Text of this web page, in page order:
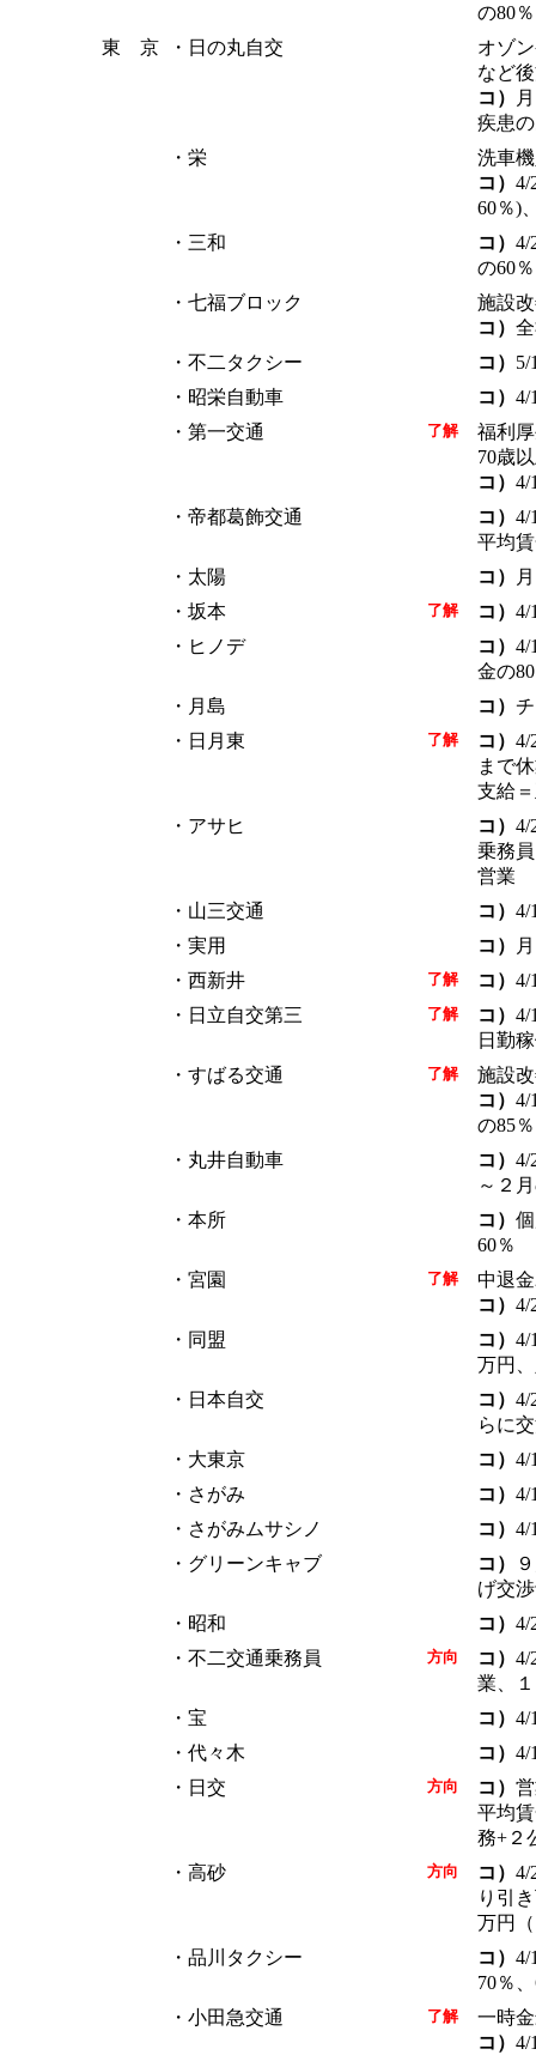
の80％
東 京
・日の丸自交
オゾ
など
コ）
疾患
・栄
洗車
コ） 4/
60％)
・三和
コ） 4/
の60
・七福ブロック
施設
コ）
・不二タクシー
コ） 5/
・昭栄自動車
コ） 4/
・第一交通
了解
福利
70歳
コ） 4/
・帝都葛飾交通
コ） 4/
平均
・太陽
コ）
・坂本
了解 コ） 4/
・ヒノデ
コ） 4/
金の
・月島
コ）
・日月東
了解 コ） 4/
まで
支給
・アサヒ
コ） 4/
乗務
営業
・山三交通
コ） 4/
・実用
コ）
・西新井
了解 コ） 4/
・日立自交第三
了解 コ） 4/
日勤
・すばる交通
了解
施設
コ） 4/
の85％
・丸井自動車
コ） 4/
～２
・本所
コ）
60％
・宮園
了解
中退
コ） 4/
・同盟
コ） 4/
万円
・日本自交
コ） 4/
らに
・大東京
コ） 4/
・さがみ
コ） 4/
・さがみムサシノ
コ） 4/
・グリーンキャブ
コ）
げ交
・昭和
コ） 4/
・不二交通乗務員
方向 コ） 4/
業、
・宝
コ） 4/
・代々木
コ） 4/
・日交
方向 コ）
平均
務+２
・高砂
方向 コ） 4/
り引
万円
・品川タクシー
コ） 4/
70％
・小田急交通
了解
一時
コ） 4/